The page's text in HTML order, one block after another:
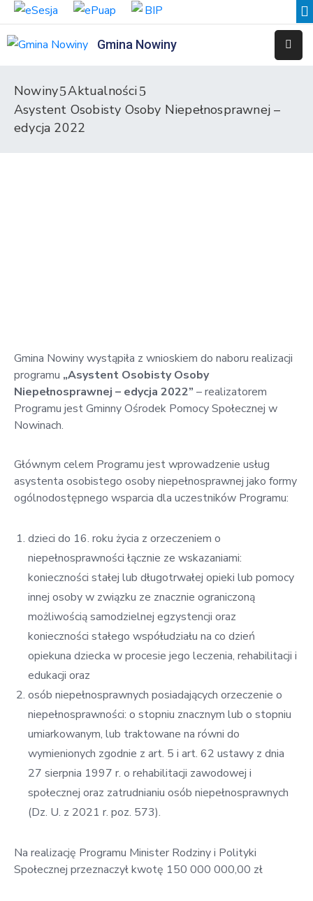
Gmina Nowiny
Przedszkole
Samorządowe
Zespół
Placówek
Oświatowych
w
Nowiny
Aktualności
Asystent Osobisty Osoby Niepełnosprawnej –
edycja 2022
Gmina Nowiny wystąpiła z wnioskiem do naboru realizacji
programu „Asystent Osobisty Osoby
Niepełnosprawnej – edycja 2022” – realizatorem
Programu jest Gminny Ośrodek Pomocy Społecznej w
Nowinach.
Głównym celem Programu jest wprowadzenie usług
asystenta osobistego osoby niepełnosprawnej jako formy
ogólnodostępnego wsparcia dla uczestników Programu:
dzieci do 16. roku życia z orzeczeniem o
niepełnosprawności łącznie ze wskazaniami:
konieczności stałej lub długotrwałej opieki lub pomocy
innej osoby w związku ze znacznie ograniczoną
możliwością samodzielnej egzystencji oraz
konieczności stałego współudziału na co dzień
opiekuna dziecka w procesie jego leczenia, rehabilitacji i
edukacji oraz
osób niepełnosprawnych posiadających orzeczenie o
niepełnosprawności: o stopniu znacznym lub o stopniu
umiarkowanym, lub traktowane na równi do
wymienionych zgodnie z art. 5 i art. 62 ustawy z dnia
27 sierpnia 1997 r. o rehabilitacji zawodowej i
społecznej oraz zatrudnianiu osób niepełnosprawnych
(Dz. U. z 2021 r. poz. 573).
Na realizację Programu Minister Rodziny i Polityki
Społecznej przeznaczył kwotę 150 000 000,00 zł